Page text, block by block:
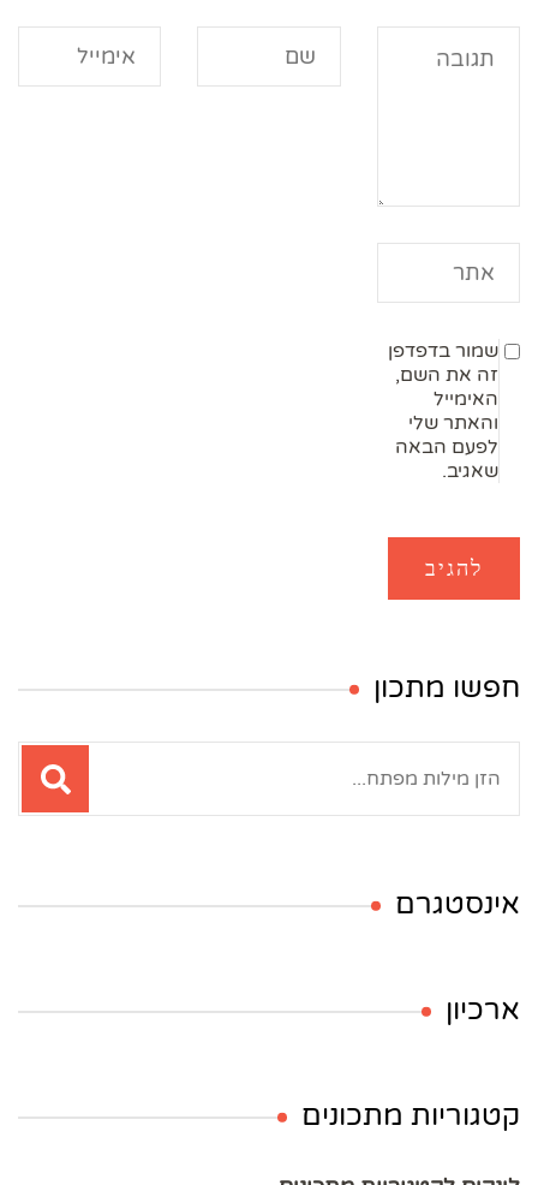
שמור בדפדפן
זה את השם,
האימייל
והאתר שלי
לפעם הבאה
שאגיב.
חפשו מתכון
אינסטגרם
ארכיון
קטגוריות מתכונים